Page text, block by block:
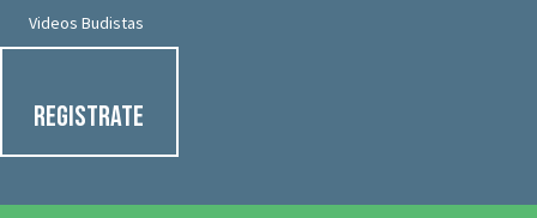
Videos Budistas
Registrate